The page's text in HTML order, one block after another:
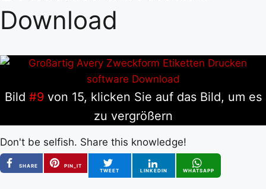
Download
Bild #9von 15, klicken Sie auf das Bild, um es
zu vergrößern
Don't be selfish. Share this knowledge!
SHARE
PIN_IT
TWEET
LINKEDIN WHATSAPP